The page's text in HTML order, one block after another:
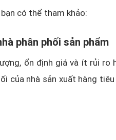
có thể tham khảo:
phân phối sản phẩm
ổn định giá và ít rủi ro
của nhà sản xuất hàng